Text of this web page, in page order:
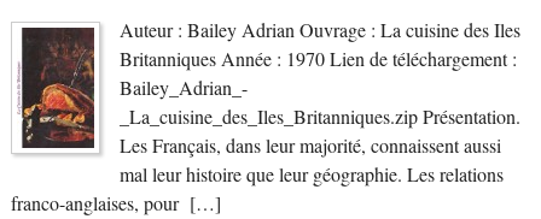
Auteur : Bailey Adrian Ouvrage : La cuisine des Iles
Britanniques Année : 1970 Lien de téléchargement :
Bailey_Adrian_-
_La_cuisine_des_Iles_Britanniques.zip Présentation.
Les Français, dans leur majorité, connaissent aussi
mal leur histoire que leur géographie. Les relations
franco-anglaises, pour […]